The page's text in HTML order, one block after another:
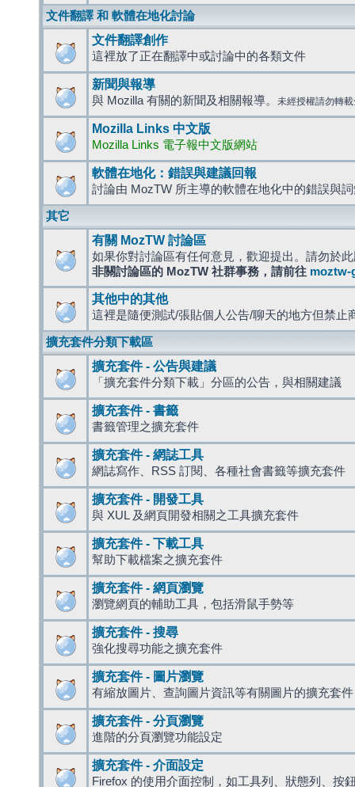
文件翻譯 和 軟體在地化討論
文件翻譯創作
這裡放了正在翻譯中或討論中的各類文件
新聞與報導
與 Mozilla 有關的新聞及相關報導。 未經授權請勿轉
Mozilla Links 中文版
Mozilla Links 電子報中文版網站
軟體在地化：錯誤與建議回報
討論由 MozTW 所主導的軟體在地化中的錯誤與
其它
有關 MozTW 討論區
如果你對討論區有任何意見，歡迎提出。請勿於
非關討論區的 MozTW 社群事務，請前往 moztw-
其他中的其他
這裡是隨便測試/張貼個人公告/聊天的地方但禁止
擴充套件分類下載區
擴充套件 - 公告與建議
「擴充套件分類下載」分區的公告，與相關建議
擴充套件 - 書籤
書籤管理之擴充套件
擴充套件 - 網誌工具
網誌寫作、RSS 訂閱、各種社會書籤等擴充套件
擴充套件 - 開發工具
與 XUL 及網頁開發相關之工具擴充套件
擴充套件 - 下載工具
幫助下載檔案之擴充套件
擴充套件 - 網頁瀏覽
瀏覽網頁的輔助工具，包括滑鼠手勢等
擴充套件 - 搜尋
強化搜尋功能之擴充套件
擴充套件 - 圖片瀏覽
有縮放圖片、查詢圖片資訊等有關圖片的擴充套件
擴充套件 - 分頁瀏覽
進階的分頁瀏覽功能設定
擴充套件 - 介面設定
Firefox 的使用介面控制，如工具列、狀態列、按